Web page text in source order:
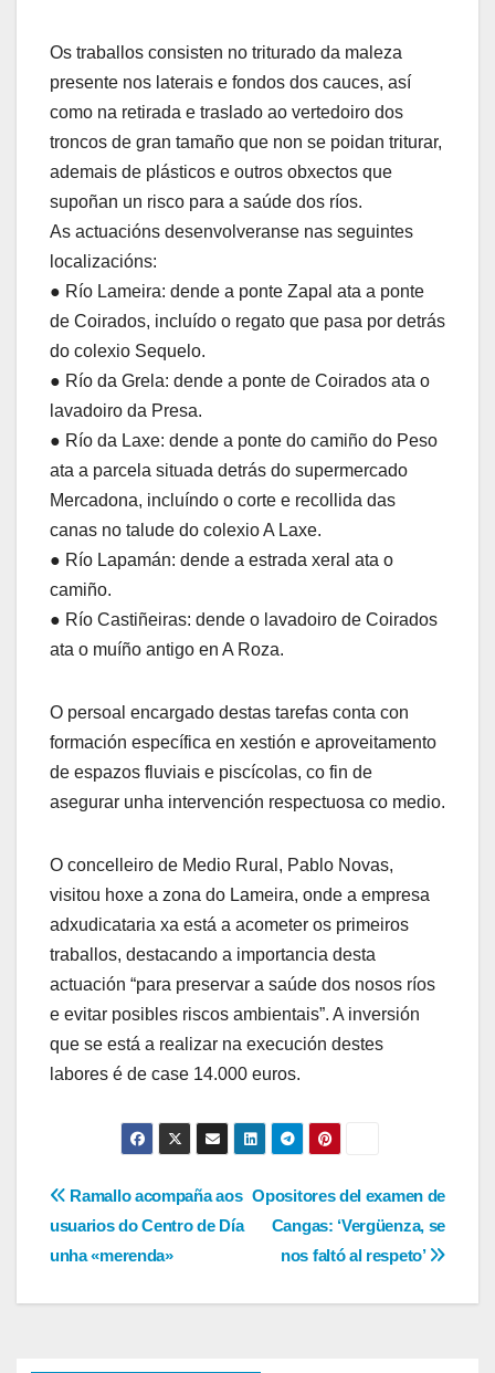
Os traballos consisten no triturado da maleza
presente nos laterais e fondos dos cauces, así
como na retirada e traslado ao vertedoiro dos
troncos de gran tamaño que non se poidan triturar,
ademais de plásticos e outros obxectos que
supoñan un risco para a saúde dos ríos.
As actuacións desenvolveranse nas seguintes
localizacións:
● Río Lameira: dende a ponte Zapal ata a ponte
de Coirados, incluído o regato que pasa por detrás
do colexio Sequelo.
● Río da Grela: dende a ponte de Coirados ata o
lavadoiro da Presa.
● Río da Laxe: dende a ponte do camiño do Peso
ata a parcela situada detrás do supermercado
Mercadona, incluíndo o corte e recollida das
canas no talude do colexio A Laxe.
● Río Lapamán: dende a estrada xeral ata o
camiño.
● Río Castiñeiras: dende o lavadoiro de Coirados
ata o muíño antigo en A Roza.
O persoal encargado destas tarefas conta con
formación específica en xestión e aproveitamento
de espazos fluviais e piscícolas, co fin de
asegurar unha intervención respectuosa co medio.
O concelleiro de Medio Rural, Pablo Novas,
visitou hoxe a zona do Lameira, onde a empresa
adxudicataria xa está a acometer os primeiros
traballos, destacando a importancia desta
actuación “para preservar a saúde dos nosos ríos
e evitar posibles riscos ambientais”. A inversión
que se está a realizar na execución destes
labores é de case 14.000 euros.
Navegación
de
entradas
Opositores del examen de
Cangas: ‘Vergüenza, se
nos faltó al respeto’
Ramallo acompaña aos
usuarios do Centro de Día
unha «merenda»